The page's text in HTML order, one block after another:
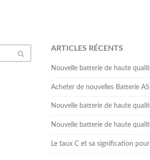
ARTICLES RÉCENTS
Nouvelle batterie de haute
Acheter de nouvelles Batterie
Nouvelle batterie de haute
Nouvelle batterie de haute
Le taux C et sa signification